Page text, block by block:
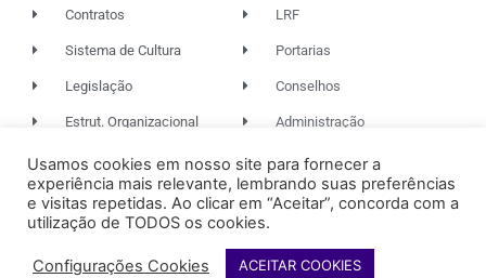
Contratos
Sistema de Cultura
Legislação
Estrut. Organizacional
LRF
Portarias
Conselhos
Administração
© 2026. TODOS OS DIREITOS RESERVADOS.
Usamos cookies em nosso site para fornecer a
experiência mais relevante, lembrando suas preferências
e visitas repetidas. Ao clicar em “Aceitar”, concorda com a
utilização de TODOS os cookies.
Configurações Cookies ACEITAR COOKIES